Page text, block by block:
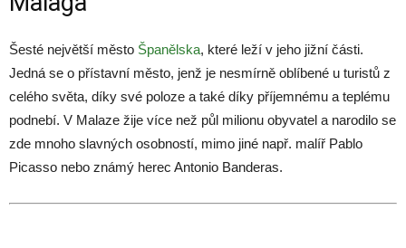
Šesté největší město Španělska, které leží v jeho jižní části.
Jedná se o přístavní město, jenž je nesmírně oblíbené u turistů z
celého světa, díky své poloze a také díky příjemnému a teplému
podnebí. V Malaze žije více než půl milionu obyvatel a narodilo se
zde mnoho slavných osobností, mimo jiné např. malíř Pablo
Picasso nebo známý herec Antonio Banderas.